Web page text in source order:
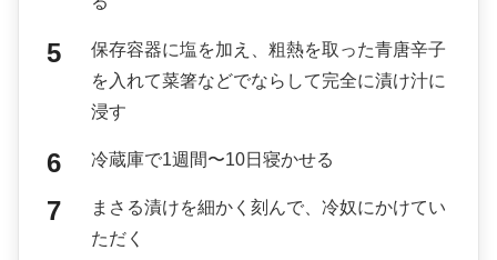
保存容器に塩を加え、粗熱を取った青唐辛子
を入れて菜箸などでならして完全に漬け汁に
浸す
冷蔵庫で1週間〜10日寝かせる
まさる漬けを細かく刻んで、冷奴にかけてい
ただく